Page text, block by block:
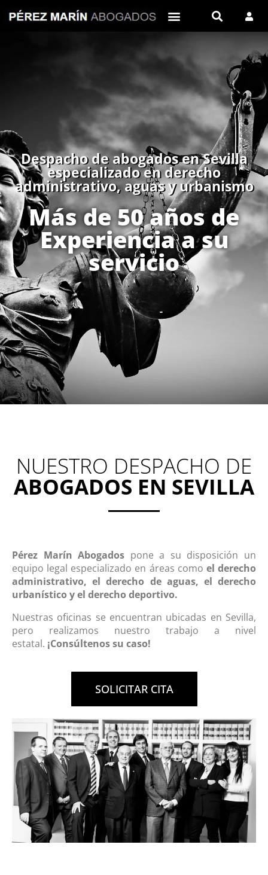
Despacho de abogados en Sevilla
especializado en derecho
administrativo, aguas y urbanismo
Más de 50 años de
Experiencia a su
servicio
NUESTRO DESPACHO DE
ABOGADOS EN SEVILLA
Pérez Marín Abogados pone a su disposición un
equipo legal especializado en áreas como el derecho
administrativo, el derecho de aguas, el derecho
urbanístico y el derecho deportivo.
Nuestras oficinas se encuentran ubicadas en Sevilla,
pero realizamos nuestro trabajo a nivel
estatal. ¡Consúltenos su caso!
SOLICITAR CITA